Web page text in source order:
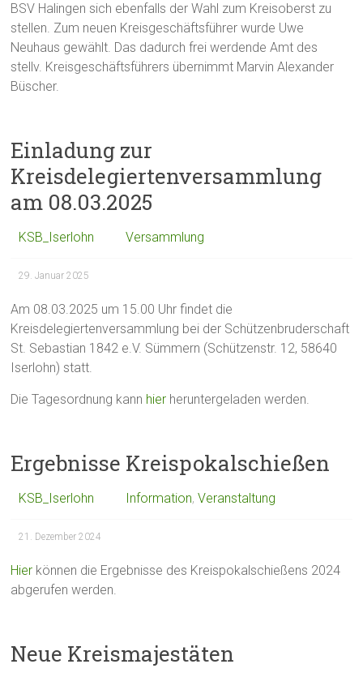
BSV Halingen sich ebenfalls der Wahl zum Kreisoberst zu
stellen. Zum neuen Kreisgeschäftsführer wurde Uwe
Neuhaus gewählt. Das dadurch frei werdende Amt des
stellv. Kreisgeschäftsführers übernimmt Marvin Alexander
Büscher.
Einladung zur
Kreisdelegiertenversammlung
am 08.03.2025
KSB_Iserlohn Versammlung
29. Januar 2025
Am 08.03.2025 um 15.00 Uhr findet die
Kreisdelegiertenversammlung bei der Schützenbruderschaft
St. Sebastian 1842 e.V. Sümmern (Schützenstr. 12, 58640
Iserlohn) statt.
Die Tagesordnung kann hier heruntergeladen werden.
Ergebnisse Kreispokalschießen
KSB_Iserlohn Information,Veranstaltung
21. Dezember 2024
Hier können die Ergebnisse des Kreispokalschießens 2024
abgerufen werden.
Neue Kreismajestäten